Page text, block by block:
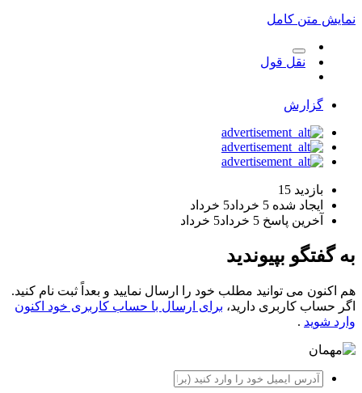
نمایش متن کامل
نقل قول
گزارش
بازدید 15
ایجاد شده 5 خرداد
5 خرداد
آخرین پاسخ 5 خرداد 5 خرداد
به گفتگو بپیوندید
هم اکنون می توانید مطلب خود را ارسال نمایید و بعداً ثبت نام کنید.
اگر حساب کاربری دارید، برای ارسال با حساب کاربری خود اکنون
وارد شوید .